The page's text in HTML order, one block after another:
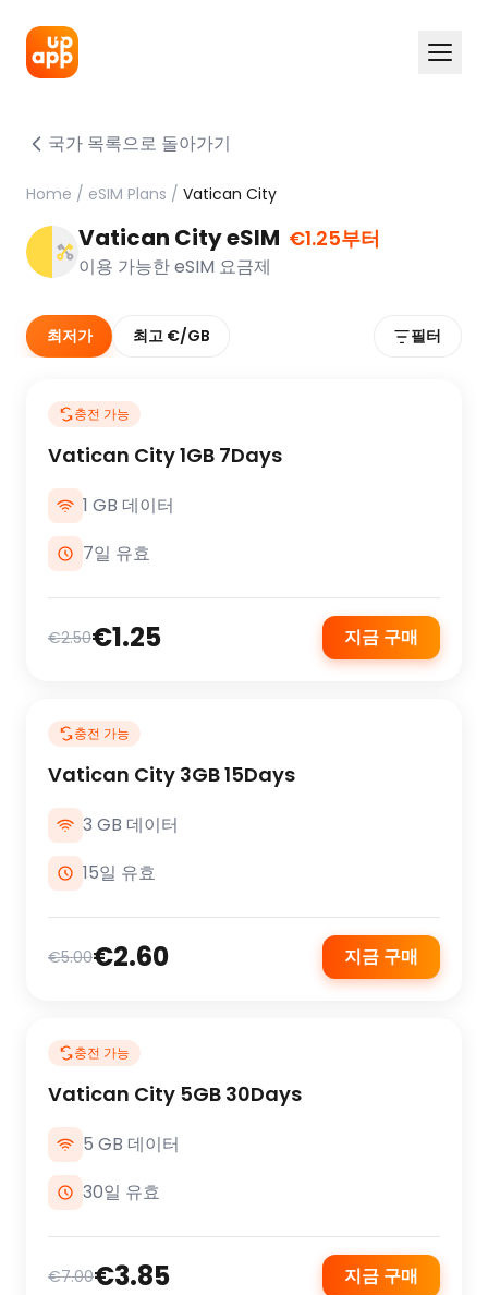
국가 목록으로 돌아가기
Home / eSIM Plans / Vatican City
Vatican City eSIM €1.25부터
이용 가능한 eSIM 요금제
최저가 최고 €/GB 필터
충전 가능
Vatican City 1GB 7Days
1 GB 데이터
7일 유효
€2.50€1.25 지금 구매
충전 가능
Vatican City 3GB 15Days
3 GB 데이터
15일 유효
€5.00€2.60 지금 구매
충전 가능
Vatican City 5GB 30Days
5 GB 데이터
30일 유효
€7.00€3.85 지금 구매